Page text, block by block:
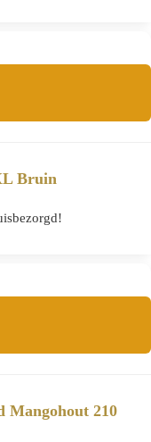
Bruin
Mangohout 210